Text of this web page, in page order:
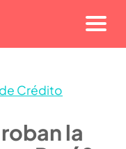
Crédito
la